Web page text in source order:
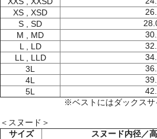
XS , XSD
S , SD
M , MD
L , LD
LL , LLD
3L
4L
5L
※ベストにはダックスサイズ
＜スヌード＞
サイズ
スヌード内径／